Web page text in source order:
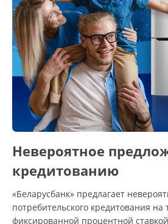
Невероятное
кредитованию
«Беларусбанк» предлагает
потребительского кредитования на
фиксированной процентной